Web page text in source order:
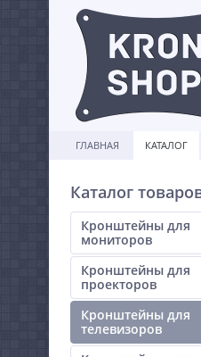
ГЛАВНАЯ КАТАЛОГ
Каталог
Кронштейны для
мониторов
Кронштейны для
проекторов
Кронштейны для
телевизоров